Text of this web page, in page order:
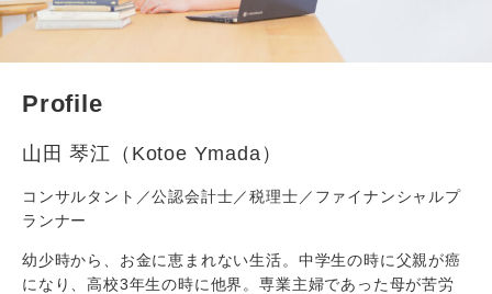
Profile
⼭⽥ 琴江（Kotoe Ymada）
コンサルタント／公認会計⼠／税理⼠／ファイナンシャルプ
ランナー
幼少時から、お金に恵まれない生活。中学生の時に父親が癌
になり、高校3年生の時に他界。専業主婦であった母が苦労